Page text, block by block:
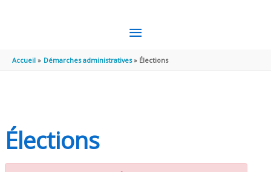
MENU
PRINCIPAL
Accueil Démarches administratives Élections
Élections